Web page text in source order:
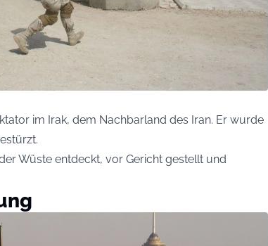
im Irak, dem Nachbarland des Iran. Er wurde
Wüste entdeckt, vor Gericht gestellt und